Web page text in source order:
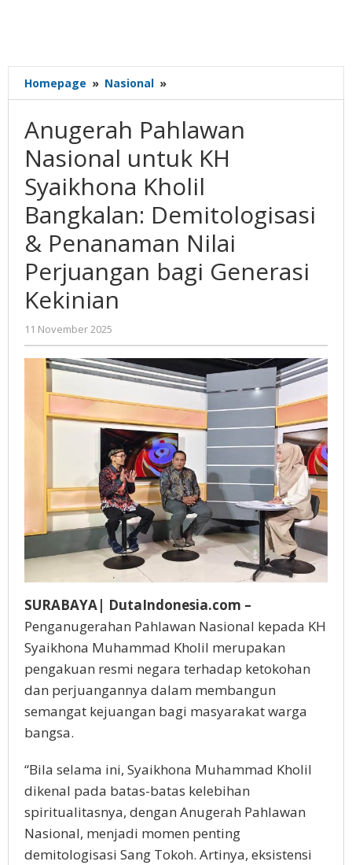
Homepage » Nasional »
Pahlawan
untuk
KH
Syaikhona
Kholil
Bangkalan:
Demitologisasi
Penanaman
Nilai
Perjuangan
Anugerah Pahlawan
Nasional untuk KH
Syaikhona Kholil
Bangkalan: Demitologisasi
& Penanaman Nilai
Perjuangan bagi Generasi
Kekinian
11 November 2025
Gatot
Susanto
SURABAYA| DutaIndonesia.com –
Penganugerahan Pahlawan Nasional kepada KH
Syaikhona Muhammad Kholil merupakan
pengakuan resmi negara terhadap ketokohan
dan perjuangannya dalam membangun
semangat kejuangan bagi masyarakat warga
bangsa.
“Bila selama ini, Syaikhona Muhammad Kholil
dikenal pada batas-batas kelebihan
spiritualitasnya, dengan Anugerah Pahlawan
Nasional, menjadi momen penting
demitologisasi Sang Tokoh. Artinya, eksistensi